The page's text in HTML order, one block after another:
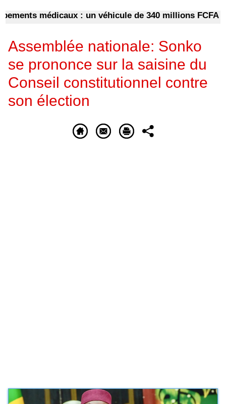
médicaux : un véhicule de 340 millions FCFA
Assemblée nationale: Sonko
se prononce sur la saisine du
Conseil constitutionnel contre
son élection